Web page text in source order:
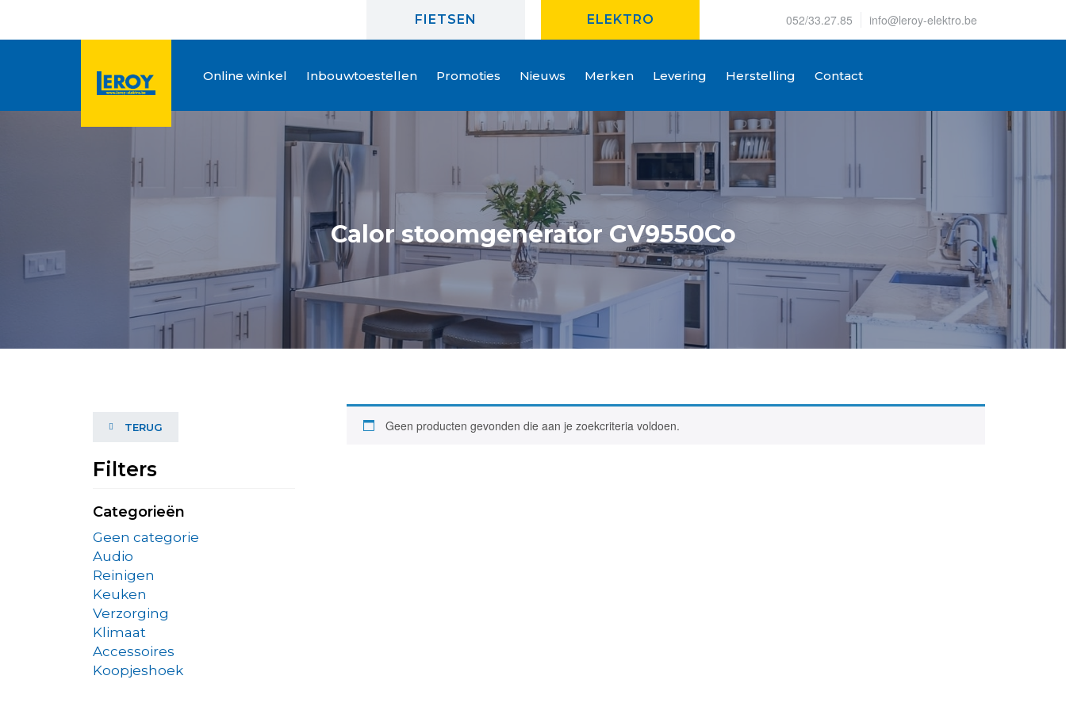
FIETSEN ELEKTRO 052/33.27.85 info@leroy-elektro.be
Online winkel Inbouwtoestellen Promoties Nieuws Merken Levering Herstelling Contact
Calor stoomgenerator GV9550Co
TERUG
Filters
Categorieën
Geen categorie
Audio
Reinigen
Keuken
Verzorging
Klimaat
Accessoires
Koopjeshoek
Geen producten gevonden die aan je zoekcriteria voldoen.